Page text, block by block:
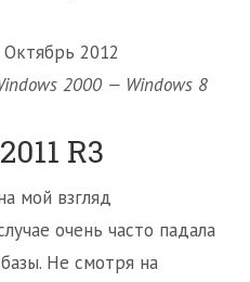
Октябрь 2012
2000 — Windows 8
R3
мой взгляд
очень часто падала
Не смотря на